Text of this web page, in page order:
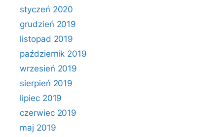
styczeń 2020
grudzień 2019
listopad 2019
październik 2019
wrzesień 2019
sierpień 2019
lipiec 2019
czerwiec 2019
maj 2019